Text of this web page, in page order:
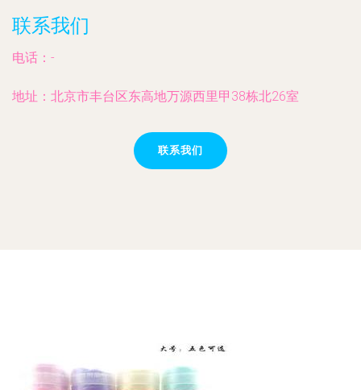
联系我们
电话：-
地址：北京市丰台区东高地万源西里甲38栋北26室
联系我们